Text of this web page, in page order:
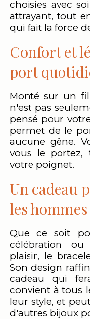
choisies avec
attrayant, tout
qui fait la force
Confort et
port
Monté sur un fil
n'est pas
pensé pour
permet de le
aucune gêne.
vous le
votre poignet.
Un cadeau
les hommes
Que ce soit
célébration
plaisir, le
Son design
cadeau qui
convient à tous
leur style, et
d'autres bijoux